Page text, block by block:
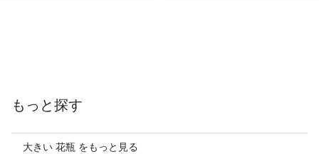
もっと探す
大きい 花瓶 をもっと見る